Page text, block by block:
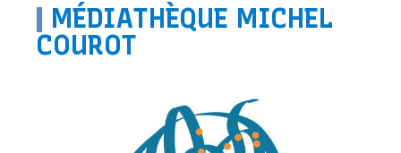
| MÉDIATHÈQUE MICHEL
COUROT